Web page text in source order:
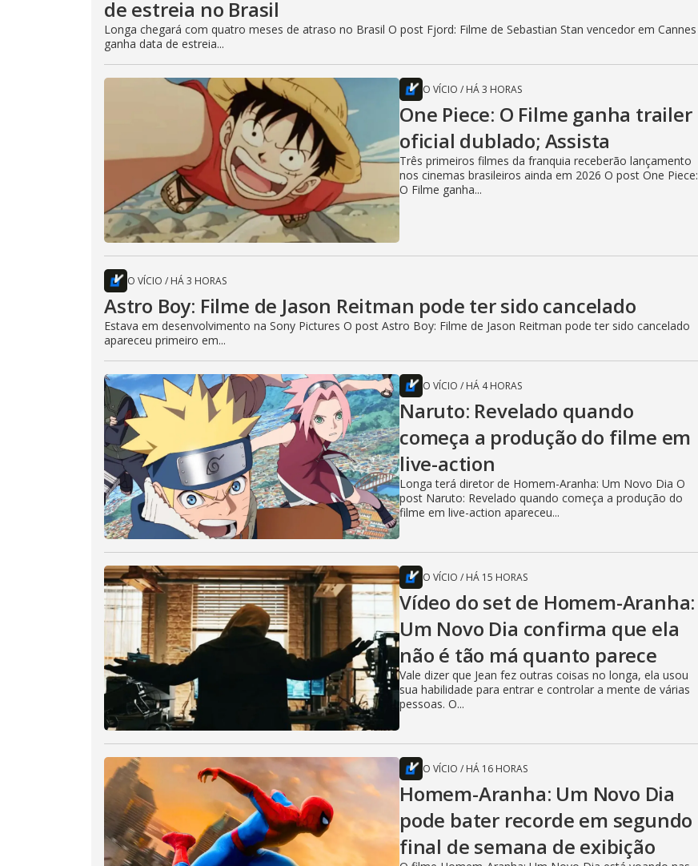
de estreia no Brasil
Longa chegará com quatro meses de atraso no Brasil O post Fjord: Filme de Sebastian Stan vencedor em Cannes
ganha data de estreia...
O VÍCIO / HÁ 3 HORAS
One Piece: O Filme ganha trailer
oficial dublado; Assista
Três primeiros filmes da franquia receberão lançamento
nos cinemas brasileiros ainda em 2026 O post One Piece:
O Filme ganha...
O VÍCIO / HÁ 3 HORAS
Astro Boy: Filme de Jason Reitman pode ter sido cancelado
Estava em desenvolvimento na Sony Pictures O post Astro Boy: Filme de Jason Reitman pode ter sido cancelado
apareceu primeiro em...
O VÍCIO / HÁ 4 HORAS
Naruto: Revelado quando
começa a produção do filme em
live-action
Longa terá diretor de Homem-Aranha: Um Novo Dia O
post Naruto: Revelado quando começa a produção do
filme em live-action apareceu...
O VÍCIO / HÁ 15 HORAS
Vídeo do set de Homem-Aranha:
Um Novo Dia confirma que ela
não é tão má quanto parece
Vale dizer que Jean fez outras coisas no longa, ela usou
sua habilidade para entrar e controlar a mente de várias
pessoas. O...
O VÍCIO / HÁ 16 HORAS
Homem-Aranha: Um Novo Dia
pode bater recorde em segundo
final de semana de exibição